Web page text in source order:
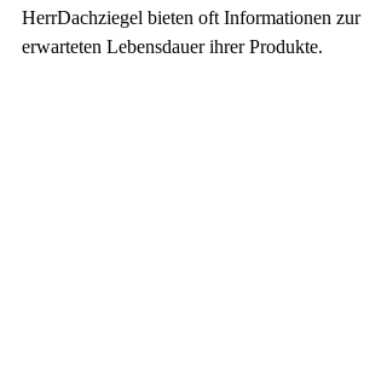
HerrDachziegel bieten oft Informationen zur
erwarteten Lebensdauer ihrer Produkte.